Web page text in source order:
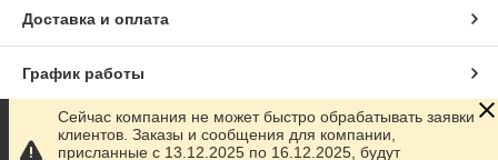
Доставка и оплата
График работы
Полная версия сайта
Сейчас компания не может быстро обрабатывать заявки
клиентов. Заказы и сообщения для компании,
присланные с 13.12.2025 по 16.12.2025, будут